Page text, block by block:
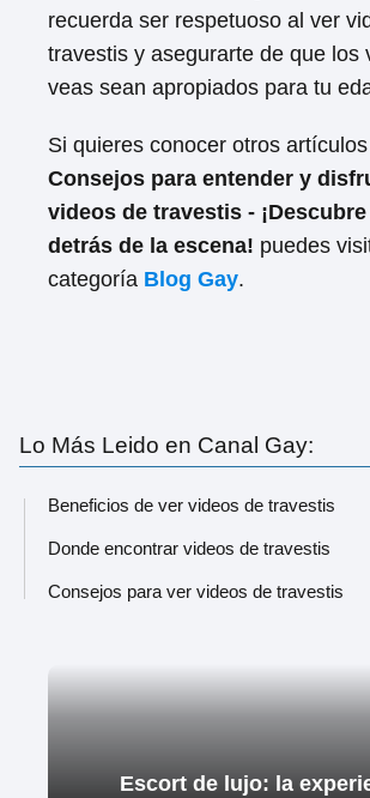
recuerda ser respetuoso al ver
travestis y asegurarte de que los
veas sean apropiados para tu
Si quieres conocer otros
Consejos para entender y
videos de travestis -
detrás de la escena! puedes
categoría Blog Gay.
Lo Más Leido en Canal Gay:
Beneficios de ver videos de travestis
Donde encontrar videos de travestis
Consejos para ver videos de travestis
Escort de lujo: la